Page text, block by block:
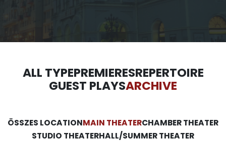
ALL TYPEPREMIERESREPERTOIRE
GUEST PLAYSARCHIVE
ÖSSZES LOCATIONMAIN THEATERCHAMBER THEATER
STUDIO THEATERHALL/SUMMER THEATER